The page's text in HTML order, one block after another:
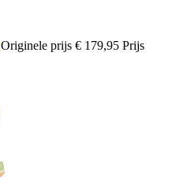
Originele prijs € 179,95 Prijs